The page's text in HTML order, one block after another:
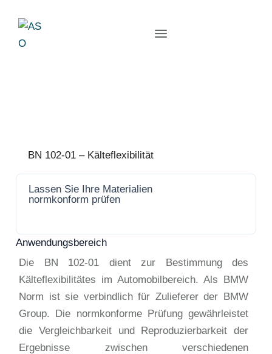
BN 102-01 – Kälteflexibilität
Lassen Sie Ihre Materialien
normkonform prüfen
Anwendungsbereich
Die BN 102-01 dient zur Bestimmung des
Kälteflexibilitätes im Automobilbereich. Als BMW
Norm ist sie verbindlich für Zulieferer der BMW
Group. Die normkonforme Prüfung gewährleistet
die Vergleichbarkeit und Reproduzierbarkeit der
Ergebnisse zwischen verschiedenen